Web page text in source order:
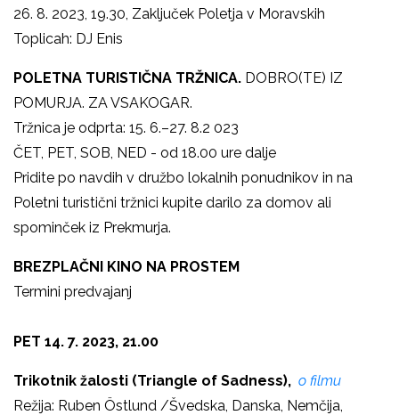
26. 8. 2023, 19.30, Zaključek Poletja v Moravskih
Toplicah: DJ Enis
POLETNA TURISTIČNA TRŽNICA. DOBRO(TE) IZ
POMURJA. ZA VSAKOGAR.
Tržnica je odprta: 15. 6.–27. 8.2 023
ČET, PET, SOB, NED - od 18.00 ure dalje
Pridite po navdih v družbo lokalnih ponudnikov in na
Poletni turistični tržnici kupite darilo za domov ali
spominček iz Prekmurja.
BREZPLAČNI KINO NA PROSTEM
Termini predvajanj
PET 14. 7. 2023, 21.00
Trikotnik žalosti (Triangle of Sadness), o filmu
Režija: Ruben Östlund /Švedska, Danska, Nemčija,